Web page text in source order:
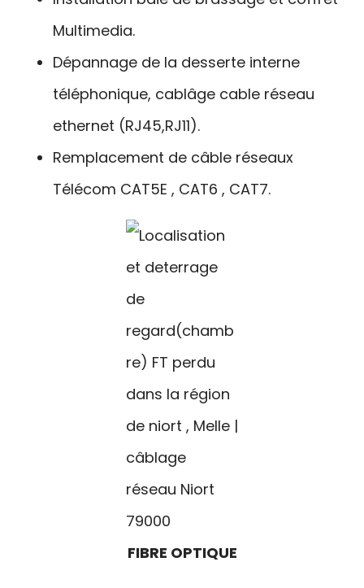
Multimedia.
Dépannage de la desserte interne
téléphonique, cablâge cable réseau
ethernet (RJ45,RJ11).
Remplacement de câble réseaux
Télécom CAT5E , CAT6 , CAT7.
FIBRE OPTIQUE